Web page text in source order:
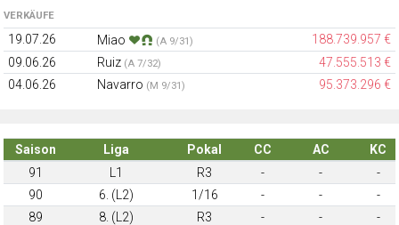
VERKÄUFE
19.07.26 Miao (A 9/31)
188.739.957 €
09.06.26
Ruiz (A 7/32)
47.555.513 €
04.06.26
Navarro (M 9/31) 95.373.296 €
Saison Liga Pokal CC AC
KC
91
L1 R3 - -
-
90
6. (L2) 1/16 - -
-
89
8. (L2) R3 - -
-